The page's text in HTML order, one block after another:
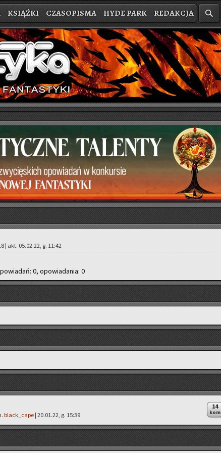
KSIĄŻKI CZASOPISMA HYDE PARK REDAKCJA
| akt. 05.02.22, g. 11:42
0, opo­wia­da­nia: 0
black_cape | 20.01.22, g. 15:39
14
kom